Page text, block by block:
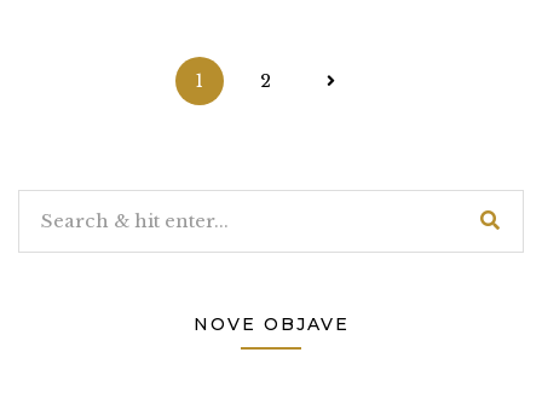
Brojevi
objava
1 2
NOVE OBJAVE